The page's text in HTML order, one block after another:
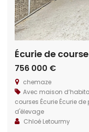
Écurie de
756 000 €
chemaze
Avec maison
courses Écurie Écurie de
d'élevage
Chloé Letourmy